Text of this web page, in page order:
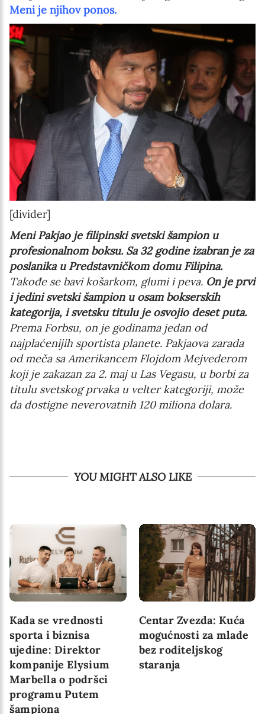
Meni je njihov ponos.
[divider]
Meni Pakjao je filipinski svetski šampion u
profesionalnom boksu. Sa 32 godine izabran je za
poslanika u Predstavničkom domu Filipina.
Takođe se bavi košarkom, glumi i peva. On je prvi
i jedini svetski šampion u osam bokserskih
kategorija, i svetsku titulu je osvojio deset puta.
Prema Forbsu, on je godinama jedan od
najplaćenijih sportista planete. Pakjaova zarada
od meča sa Amerikancem Flojdom Mejvederom
koji je zakazan za 2. maj u Las Vegasu, u borbi za
titulu svetskog prvaka u velter kategoriji, može
da dostigne neverovatnih 120 miliona dolara.
YOU MIGHT ALSO LIKE
Dr Debora
Meknamara:
Negovanje duboke
povezanosti s našom
decom
Više od 4.000 ljudi
posetilo predavanja
dr Gordona Njufelda
u regionu